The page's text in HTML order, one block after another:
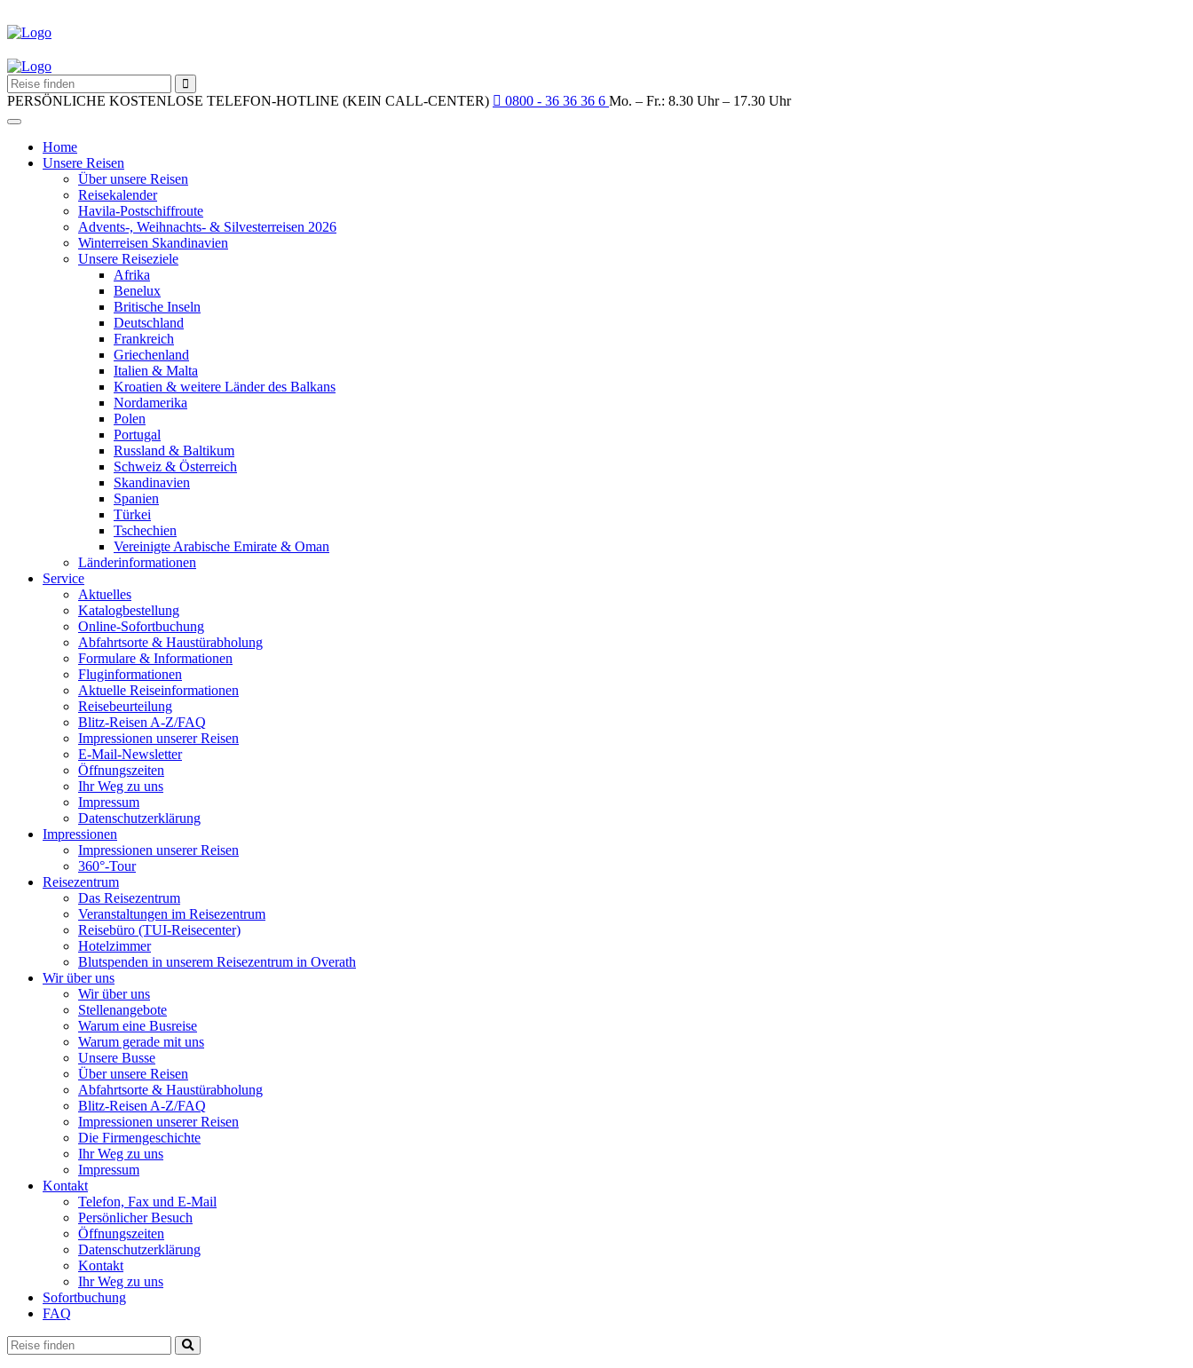
PERSÖNLICHE KOSTENLOSE TELEFON-HOTLINE (KEIN CALL-CENTER) 0800 - 36 36 36 6 Mo. – Fr.: 8.30 Uhr – 17.30 Uhr
Home
Unsere Reisen
Über unsere Reisen
Reisekalender
Havila-Postschiffroute
Advents-, Weihnachts- & Silvesterreisen 2026
Winterreisen Skandinavien
Unsere Reiseziele
Afrika
Benelux
Britische Inseln
Deutschland
Frankreich
Griechenland
Italien & Malta
Kroatien & weitere Länder des Balkans
Nordamerika
Polen
Portugal
Russland & Baltikum
Schweiz & Österreich
Skandinavien
Spanien
Türkei
Tschechien
Vereinigte Arabische Emirate & Oman
Länderinformationen
Service
Aktuelles
Katalogbestellung
Online-Sofortbuchung
Abfahrtsorte & Haustürabholung
Formulare & Informationen
Fluginformationen
Aktuelle Reiseinformationen
Reisebeurteilung
Blitz-Reisen A-Z/FAQ
Impressionen unserer Reisen
E-Mail-Newsletter
Öffnungszeiten
Ihr Weg zu uns
Impressum
Datenschutzerklärung
Impressionen
Impressionen unserer Reisen
360°-Tour
Reisezentrum
Das Reisezentrum
Veranstaltungen im Reisezentrum
Reisebüro (TUI-Reisecenter)
Hotelzimmer
Blutspenden in unserem Reisezentrum in Overath
Wir über uns
Wir über uns
Stellenangebote
Warum eine Busreise
Warum gerade mit uns
Unsere Busse
Über unsere Reisen
Abfahrtsorte & Haustürabholung
Blitz-Reisen A-Z/FAQ
Impressionen unserer Reisen
Die Firmengeschichte
Ihr Weg zu uns
Impressum
Kontakt
Telefon, Fax und E-Mail
Persönlicher Besuch
Öffnungszeiten
Datenschutzerklärung
Kontakt
Ihr Weg zu uns
Sofortbuchung
FAQ